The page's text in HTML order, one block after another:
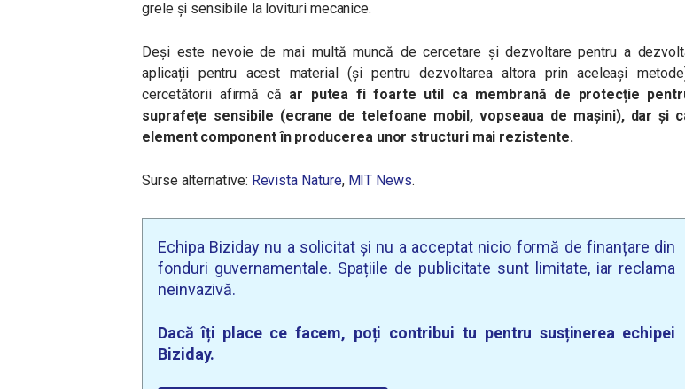
grele și sensibile la lovituri mecanice.
Deși este nevoie de mai multă muncă de cercetare și dezvoltare pentru a
aplicații pentru acest material (și pentru dezvoltarea altora prin aceleași
cercetătorii afirmă că ar putea fi foarte util ca membrană de protecție
suprafețe sensibile (ecrane de telefoane mobil, vopseaua de mașini), dar și
element component în producerea unor structuri mai rezistente.
Surse alternative: Revista Nature, MIT News.
Echipa Biziday nu a solicitat și nu a acceptat nicio formă de finanțare din
fonduri guvernamentale. Spațiile de publicitate sunt limitate, iar reclama
neinvazivă.
Dacă îți place ce facem, poți contribui tu pentru susținerea echipei
Biziday.